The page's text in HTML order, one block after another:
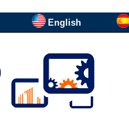
English